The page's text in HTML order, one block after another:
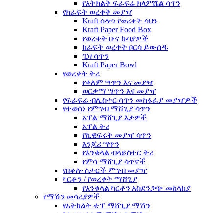
የአትክልት ፍራፍሬ ክላምሼል ሳጥን
የክራፍት ወረቀት መያዣ
Kraft ሰላጣ የወረቀት ሳህን
Kraft Paper Food Box
የወረቀት ቡና ኩባያዎች
ክራፍት ወረቀት ቦርሳ ይውሰዱ
ፒዛ ሳጥን
Kraft Paper Bowl
የወረቀት ትሪ
የቀለም ሣጥን እና መያዣ
ወርቃማ ሣጥን እና መያዣ
የፍራፍሬ ብሊስተር ሳጥን መከፋፈያ መያዣዎች
የተወሰነ የምግብ ማሸጊያ ሳጥን
አፕል ማሸጊያ እቃዎች
አፕል ትሪ
የኪዊፍሩት መያዣ ሳጥን
እንጆሪ ሣጥን
የእንቁላል ብላይስተር ትሪ
የምሳ ማሸጊያ ሳጥኖች
የበቆሎ ስታርች ምግብ መያዣ
ካርቶን / የወረቀት ማሸጊያ
የእንቁላል ካርቶን አስደንጋጭ መከላከያ
የማሽን መሳሪያዎች
የአትክልት ቴፕ ማሸጊያ ማሽን